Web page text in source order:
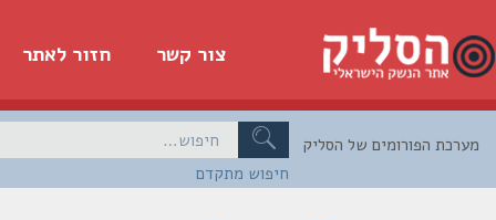
חזור לאתר צור קשר
חיפוש מתקדם
הפורומים של הסליק